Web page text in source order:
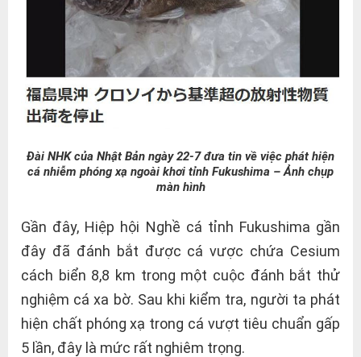
Đài NHK của Nhật Bản ngày 22-7 đưa tin về việc phát hiện
cá nhiễm phóng xạ ngoài khơi tỉnh Fukushima – Ảnh chụp
màn hình
Gần đây, Hiệp hội Nghề cá tỉnh Fukushima gần
đây đã đánh bắt được cá vược chứa Cesium
cách biển 8,8 km trong một cuộc đánh bắt thử
nghiệm cá xa bờ. Sau khi kiểm tra, người ta phát
hiện chất phóng xạ trong cá vượt tiêu chuẩn gấp
5 lần, đây là mức rất nghiêm trọng.